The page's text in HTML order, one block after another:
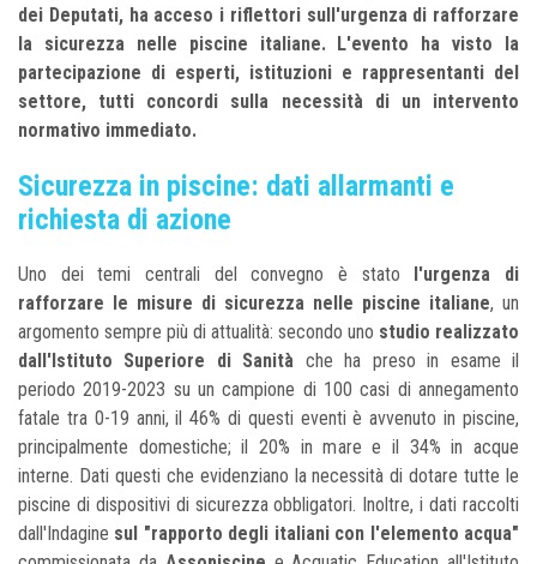
dei Deputati, ha acceso i riflettori sull'urgenza di rafforzare
la sicurezza nelle piscine italiane. L'evento ha visto la
partecipazione di esperti, istituzioni e rappresentanti del
settore, tutti concordi sulla necessità di un intervento
normativo immediato.
Sicurezza in piscine: dati allarmanti e
richiesta di azione
Uno dei temi centrali del convegno è stato l'urgenza di
rafforzare le misure di sicurezza nelle piscine italiane, un
argomento sempre più di attualità: secondo uno studio realizzato
dall'Istituto Superiore di Sanità che ha preso in esame il
periodo 2019-2023 su un campione di 100 casi di annegamento
fatale tra 0-19 anni, il 46% di questi eventi è avvenuto in piscine,
principalmente domestiche; il 20% in mare e il 34% in acque
interne. Dati questi che evidenziano la necessità di dotare tutte le
piscine di dispositivi di sicurezza obbligatori. Inoltre, i dati raccolti
dall'Indagine sul "rapporto degli italiani con l'elemento acqua"